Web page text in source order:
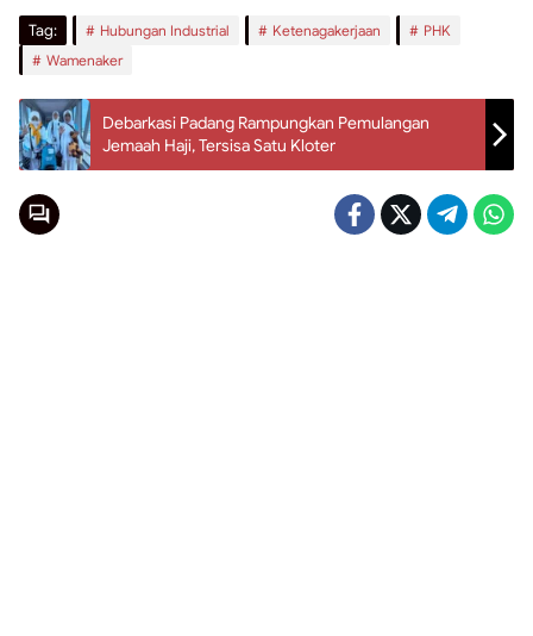
Tag: Hubungan Industrial Ketenagakerjaan
PHK
Wamenaker
Debarkasi Padang Rampungkan Pemulangan
Jemaah Haji, Tersisa Satu Kloter